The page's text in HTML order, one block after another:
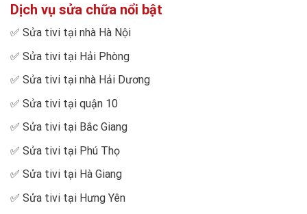
Dịch vụ sửa chữa nổi bật
✅ Sửa tivi tại nhà Hà Nội
✅ Sửa tivi tại Hải Phòng
✅ Sửa tivi tại nhà Hải Dương
✅ Sửa tivi tại quận 10
✅ Sửa tivi tại Bắc Giang
✅ Sửa tivi tại Phú Thọ
✅ Sửa tivi tại Hà Giang
✅ Sửa tivi tại Hưng Yên